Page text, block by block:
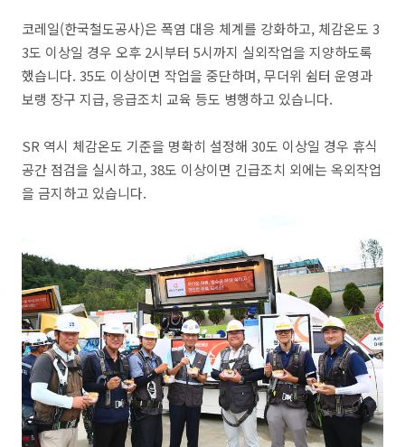
코레일(한국철도공사)은 폭염 대응 체계를 강화하고, 체감온도 3
3도 이상일 경우 오후 2시부터 5시까지 실외작업을 지양하도록
했습니다. 35도 이상이면 작업을 중단하며, 무더위 쉼터 운영과
보랭 장구 지급, 응급조치 교육 등도 병행하고 있습니다.
SR 역시 체감온도 기준을 명확히 설정해 30도 이상일 경우 휴식
공간 점검을 실시하고, 38도 이상이면 긴급조치 외에는 옥외작업
을 금지하고 있습니다.